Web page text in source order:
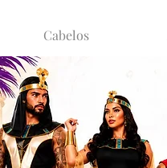
Cabelos